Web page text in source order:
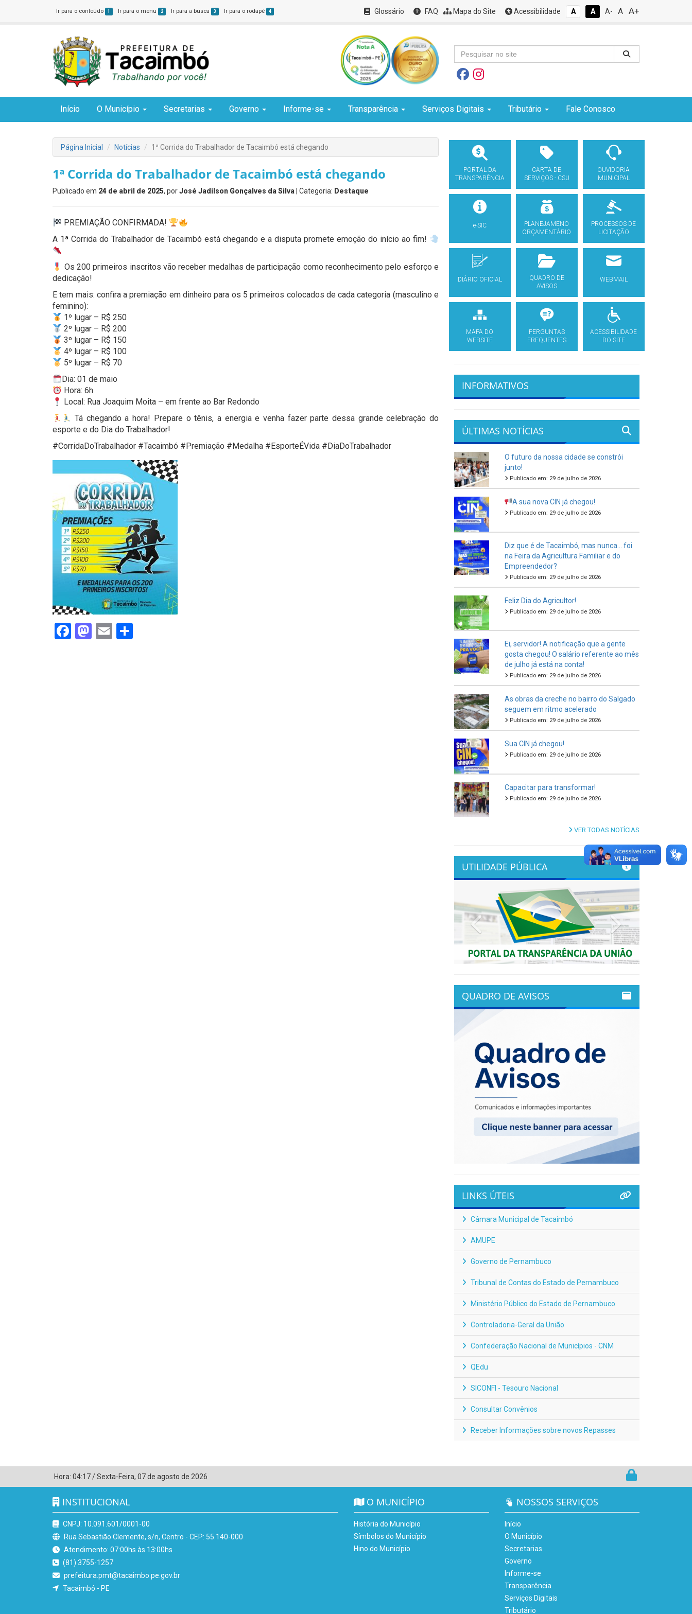
Ir para o conteúdo 1 Ir para o menu 2 Ir para a busca 3 Ir para o rodapé 4 Glossário FAQ Mapa do Site Acessibilidade A A A- A A+
Início O Município Secretarias Governo Informe-se Transparência Serviços Digitais Tributário Fale Conosco
Página Inicial Notícias 1ª Corrida do Trabalhador de Tacaimbó está chegando
1ª Corrida do Trabalhador de Tacaimbó está chegando
Publicado em 24 de abril de 2025, porJosé Jadilson Gonçalves da Silva | Categoria: Destaque
PREMIAÇÃO CONFIRMADA!
A 1ª Corrida do Trabalhador de Tacaimbó está chegando e a disputa promete emoção do início ao fim!
Os 200 primeiros inscritos vão receber medalhas de participação como reconhecimento pelo esforço e
dedicação!
E tem mais: confira a premiação em dinheiro para os 5 primeiros colocados de cada categoria (masculino e
feminino):
1º lugar – R$ 250
2º lugar – R$ 200
3º lugar – R$ 150
4º lugar – R$ 100
5º lugar – R$ 70
Dia: 01 de maio
Hora: 6h
Local: Rua Joaquim Moita – em frente ao Bar Redondo
Tá chegando a hora! Prepare o tênis, a energia e venha fazer parte dessa grande celebração do
esporte e do Dia do Trabalhador!
#CorridaDoTrabalhador #Tacaimbó #Premiação #Medalha #EsporteÉVida #DiaDoTrabalhador
Facebook
Mastodon
Email
PORTAL DA
TRANSPARÊNCIA
CARTA DE
SERVIÇOS - CSU
OUVIDORIA
MUNICIPAL
e-SIC
PLANEJAMENO
ORÇAMENTÁRIO
PROCESSOS DE
LICITAÇÃO
DIÁRIO OFICIAL
QUADRO DE
AVISOS
WEBMAIL
MAPA DO
WEBSITE
PERGUNTAS
FREQUENTES
ACESSIBILIDADE
DO SITE
INFORMATIVOS
ÚLTIMAS NOTÍCIAS
O futuro da nossa cidade se constrói
junto!
Publicado em: 29 de julho de 2026
A sua nova CIN já chegou!
Publicado em: 29 de julho de 2026
Diz que é de Tacaimbó, mas nunca… foi
na Feira da Agricultura Familiar e do
Empreendedor?
Publicado em: 29 de julho de 2026
Feliz Dia do Agricultor!
Publicado em: 29 de julho de 2026
Ei, servidor! A notificação que a gente
gosta chegou! O salário referente ao mês
de julho já está na conta!
Publicado em: 29 de julho de 2026
As obras da creche no bairro do Salgado
seguem em ritmo acelerado
Publicado em: 29 de julho de 2026
Sua CIN já chegou!
Publicado em: 29 de julho de 2026
Capacitar para transformar!
Publicado em: 29 de julho de 2026
VER TODAS NOTÍCIAS
UTILIDADE PÚBLICA
Previous Next
QUADRO DE AVISOS
LINKS ÚTEIS
Câmara Municipal de Tacaimbó
AMUPE
Governo de Pernambuco
Tribunal de Contas do Estado de Pernambuco
Ministério Público do Estado de Pernambuco
Controladoria-Geral da União
Confederação Nacional de Municípios - CNM
QEdu
SICONFI - Tesouro Nacional
Consultar Convênios
Receber Informações sobre novos Repasses
Hora: 04:17/Sexta-Feira, 07 de agosto de 2026
INSTITUCIONAL
CNPJ: 10.091.601/0001-00
Rua Sebastião Clemente, s/n, Centro - CEP: 55.140-000
Atendimento: 07:00hs às 13:00hs
(81) 3755-1257
prefeitura.pmt@tacaimbo.pe.gov.br
Tacaimbó - PE
O MUNICÍPIO
História do Município
Símbolos do Município
Hino do Município
NOSSOS SERVIÇOS
Início
O Município
Secretarias
Governo
Informe-se
Transparência
Serviços Digitais
Tributário